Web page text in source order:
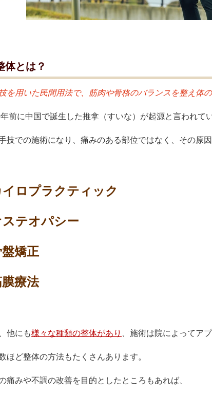
体とは？
を用いた民間用法で、筋肉や骨格のバランスを整え体
前に中国で誕生した推拿（すいな）が起源と言われて
技での施術になり、痛みのある部位ではなく、その原
ロプラクティック
テオパシー
矯正
療法
他にも様々な種類の整体があり 、施術は院によってア
ほど整体の方法もたくさんあります。
痛みや不調の改善を目的としたところもあれば、